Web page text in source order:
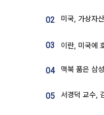
02
03
04
05